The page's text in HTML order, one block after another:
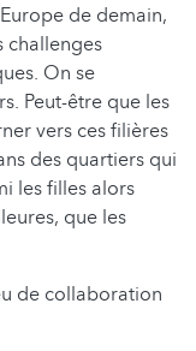
de demain,
challenges
On se
Peut-être que les
vers ces filières
des quartiers qui
les filles alors
que les
de collaboration